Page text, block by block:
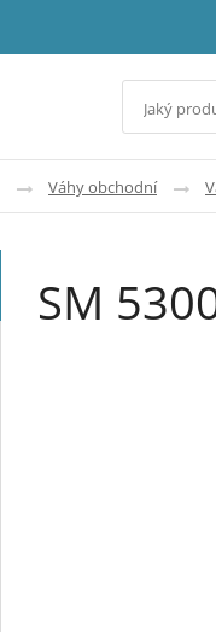
Váhy obchodní
SM